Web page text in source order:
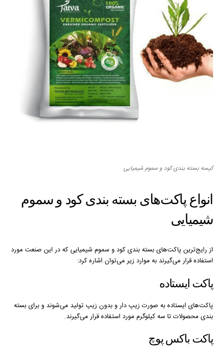
کیسه بسته بندی کود و سموم شیمیایی
انواع پاکت‌های بسته بندی کود و سموم
شیمیایی
از رایج‌ترین پاکت‌های بسته بندی کود و سموم شیمیایی که در این صنعت مورد
استفاده قرار می‌گیرند به موارد زیر می‌توان اشاره کرد:
پاکت ایستاده
پاکت‌های ایستاده به صورت زیپ دار و بدون زیپ تولید می‌شوند و برای بسته
بندی محصولات تا سه کیلوگرم مورد استفاده قرار می‌گیرند.
پاکت باکس پوچ